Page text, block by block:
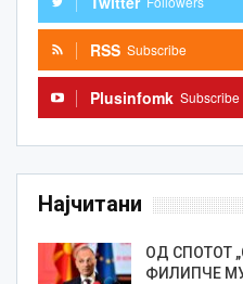
RSS Subscribe
Plusinfomk Subscribe
Најчитани
ОД СПОТОТ
ФИЛИПЧЕ